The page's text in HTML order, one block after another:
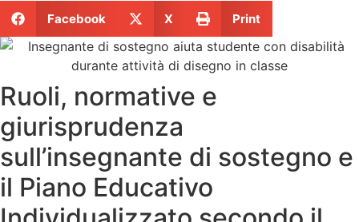
Facebook X Print
Ruoli, normative e
giurisprudenza
sull’insegnante di sostegno e
il Piano Educativo